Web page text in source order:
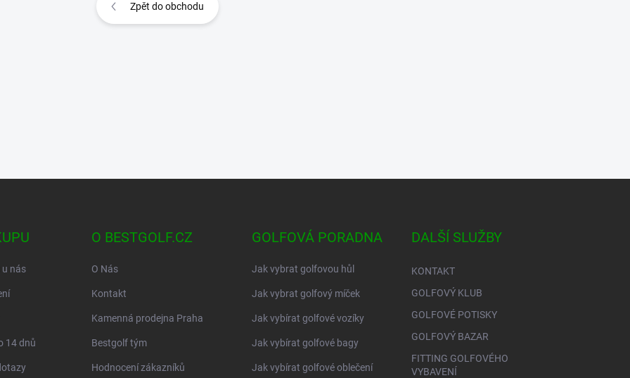
Zpět do obchodu
nás
14 dnů
O BESTGOLF.CZ
O Nás
Kontakt
Kamenná prodejna Praha
Bestgolf tým
Hodnocení zákazníků
GOLFOVÁ PORADNA
Jak vybrat golfovou hůl
Jak vybrat golfový míček
Jak vybírat golfové vozíky
Jak vybírat golfové bagy
Jak vybírat golfové oblečení
DALŠÍ SLUŽBY
KONTAKT
GOLFOVÝ KLUB
GOLFOVÉ POTISKY
GOLFOVÝ BAZAR
FITTING GOLFOVÉHO
VYBAVENÍ